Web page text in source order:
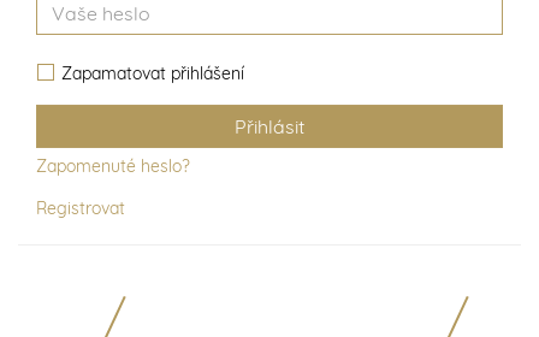
Zapamatovat přihlášení
Zapomenuté heslo?
Registrovat